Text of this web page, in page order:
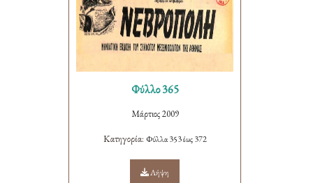
Φύλλο 365
Μάρτιος 2009
Κατηγορία: Φύλλα 353 έως 372
Λήψη